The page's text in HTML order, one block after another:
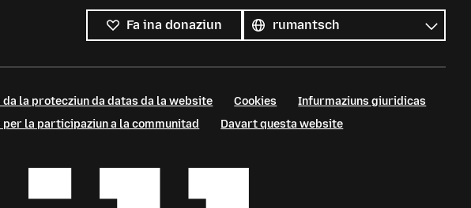
Fa ina donaziun
las
linguas
Lingua
la protecziun da datas da la website Cookies
Infurmaziuns giuridicas
la participaziun a la communitad
Davart questa website